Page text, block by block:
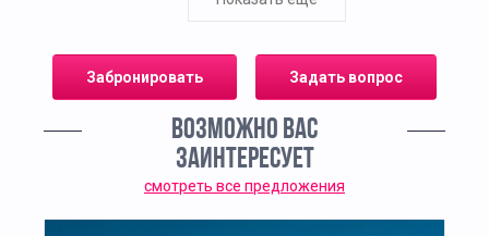
Через специальные панорамные галереи Вы
сможете наблюдать за процессами, которые
обычно скрыты от глаз: как выпекаются
бисквиты в уникальной туннельной печи
длиной более 30 метров, как вручную
собираются торты и формуются пироги, как
Забронировать Задать вопрос
ВОЗМОЖНО ВАС
ЗАИНТЕРЕСУЕТ
смотреть все предложения